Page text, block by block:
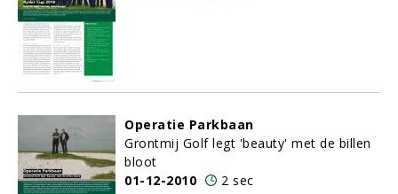
Operatie Parkbaan
Grontmij Golf legt 'beauty' met de billen
bloot
01-12-2010
2 sec